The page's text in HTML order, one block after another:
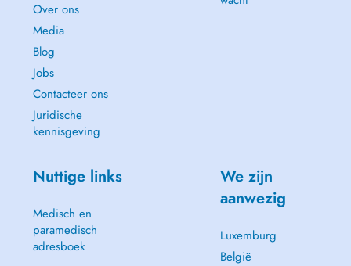
Over ons
Media
Blog
Jobs
Contacteer ons
Juridische
kennisgeving
Nuttige links
Medisch en
paramedisch
adresboek
We zijn
aanwezig
Luxemburg
België